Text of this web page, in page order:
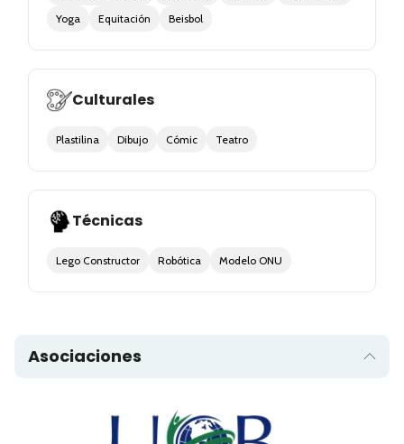
Yoga
Equitación Beisbol
Culturales
Plastilina Dibujo Cómic Teatro
Técnicas
Lego Constructor Robótica Modelo ONU
Asociaciones